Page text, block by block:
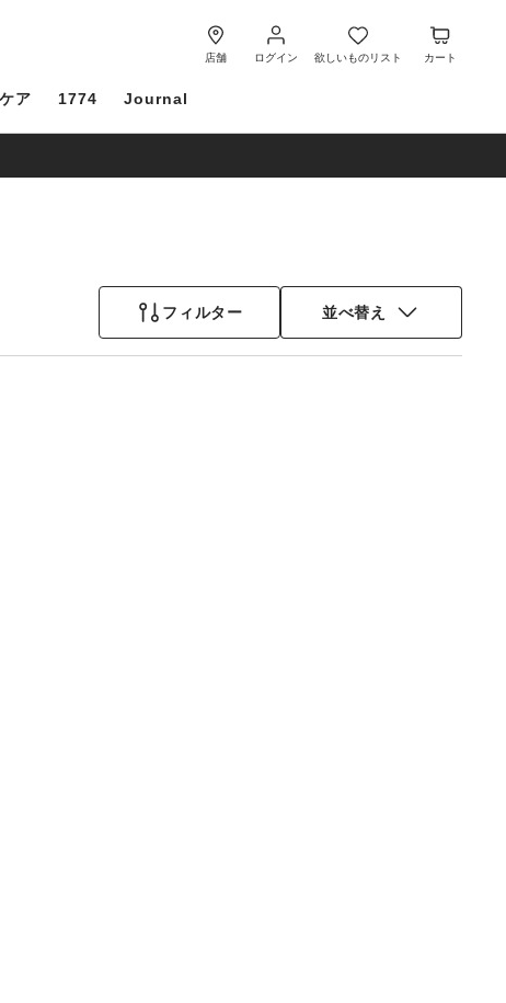
店舗 ログイン
ロ
グ
欲しいものリスト
し
カート
カ
ー
ア 1774 Journal
フィルター 並べ替え